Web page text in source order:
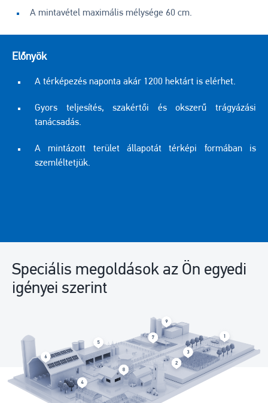
A mintavétel maximális mélysége 60 cm.
Előnyök
A térképezés naponta akár 1200 hektárt is elérhet.
Gyors teljesítés, szakértői és okszerű trágyázási
tanácsadás.
A mintázott terület állapotát térképi formában is
szemléltetjük.
Speciális megoldások az Ön egyedi
igényei szerint